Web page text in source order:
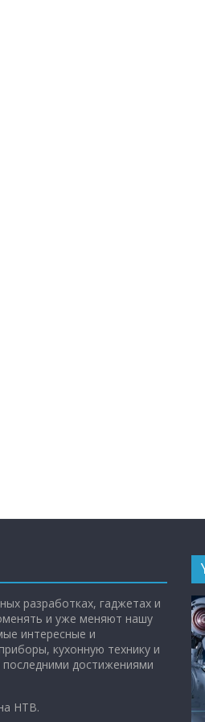
разработках, гаджетах и
и уже меняют нашу
интересные и
кухонную технику и
достижениями
НТВ.